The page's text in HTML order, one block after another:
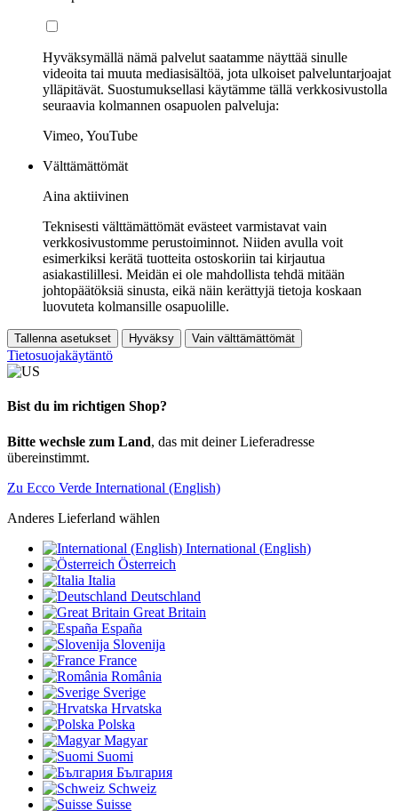
Hyväksymällä nämä palvelut saatamme näyttää sinulle
videoita tai muuta mediasisältöä, jota ulkoiset palveluntarjoajat
ylläpitävät. Suostumuksellasi käytämme tällä verkkosivustolla
seuraavia kolmannen osapuolen palveluja:
Vimeo, YouTube
Välttämättömät
Aina aktiivinen
Teknisesti välttämättömät evästeet varmistavat vain
verkkosivustomme perustoiminnot. Niiden avulla voit
esimerkiksi kerätä tuotteita ostoskoriin tai kirjautua
asiakastilillesi. Meidän ei ole mahdollista tehdä mitään
johtopäätöksiä sinusta, eikä näin kerättyjä tietoja koskaan
luovuteta kolmansille osapuolille.
Tallenna asetukset Hyväksy Vain välttämättömät
Tietosuojakäytäntö
Bist du im richtigen Shop?
Bitte wechsle zum Land, das mit deiner Lieferadresse
übereinstimmt.
Zu Ecco Verde International (English)
Anderes Lieferland wählen
International (English)
Österreich
Italia
Deutschland
Great Britain
España
Slovenija
France
România
Sverige
Hrvatska
Polska
Magyar
Suomi
България
Schweiz
Suisse